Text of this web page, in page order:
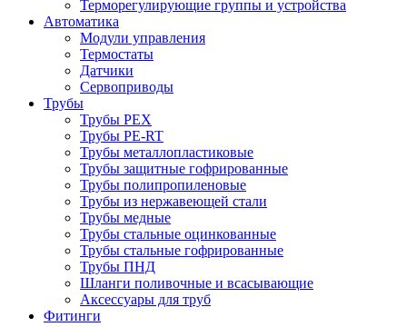
Терморегулирующие группы и устройства
Автоматика
Модули управления
Термостаты
Датчики
Сервоприводы
Трубы
Трубы PEX
Трубы PE-RT
Трубы металлопластиковые
Трубы защитные гофрированные
Трубы полипропиленовые
Трубы из нержавеющей стали
Трубы медные
Трубы стальные оцинкованные
Трубы стальные гофрированные
Трубы ПНД
Шланги поливочные и всасывающие
Аксессуары для труб
Фитинги